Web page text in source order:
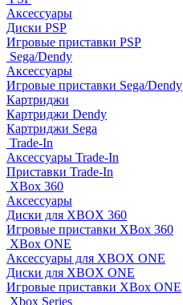
Аксессуары
Диски PSP
Игровые приставки PSP
Sega/Dendy
Аксессуары
Игровые приставки Sega/Dendy
Картриджи
Картриджи Dendy
Картриджи Sega
Trade-In
Аксессуары Trade-In
Приставки Trade-In
XBox 360
Аксессуары
Диски для XBOX 360
Игровые приставки XBox 360
XBox ONE
Аксессуары для XBOX ONE
Диски для XBOX ONE
Игровые приставки XBox ONE
Xbox Series